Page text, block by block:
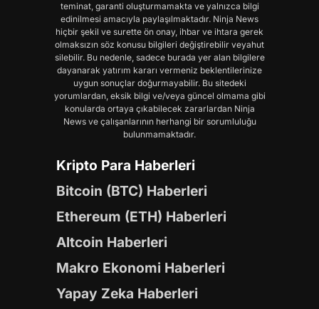
teminat, garanti oluşturmamakta ve yalnızca bilgi
edinilmesi amacıyla paylaşılmaktadır. Ninja News
hiçbir şekil ve surette ön onay, ihbar ve ihtara gerek
olmaksızın söz konusu bilgileri değiştirebilir veyahut
silebilir. Bu nedenle, sadece burada yer alan bilgilere
dayanarak yatırım kararı vermeniz beklentilerinize
uygun sonuçlar doğurmayabilir. Bu sitedeki
yorumlardan, eksik bilgi ve/veya güncel olmama gibi
konularda ortaya çıkabilecek zararlardan Ninja
News ve çalışanlarının herhangi bir sorumluluğu
bulunmamaktadır.
Kripto Para Haberleri
Bitcoin (BTC) Haberleri
Ethereum (ETH) Haberleri
Altcoin Haberleri
Makro Ekonomi Haberleri
Yapay Zeka Haberleri